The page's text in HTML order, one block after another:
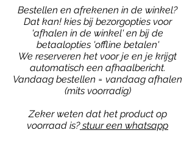
Bestellen en afrekenen in de winkel?
Dat kan! kies bij bezorgopties voor
'afhalen in de winkel' en bij de
betaalopties 'offline betalen'
We reserveren het voor je en je krijgt
automatisch een afhaalbericht.
Vandaag bestellen = vandaag afhalen
(mits voorradig)
Zeker weten dat het product op
voorraad is?stuur een whatsapp